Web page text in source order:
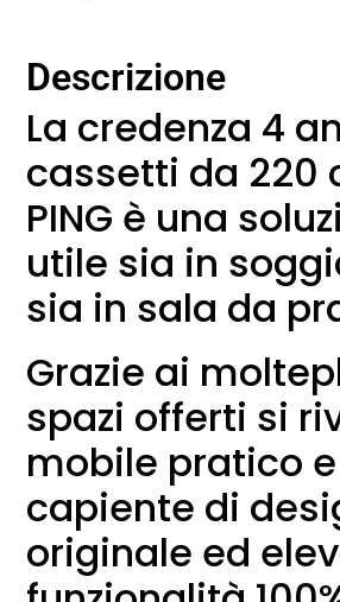
Descrizione
La credenza 4
cassetti da 220
PING è una
utile sia in
sia in sala da
Grazie ai
spazi offerti si
mobile pratico e
capiente di
originale ed